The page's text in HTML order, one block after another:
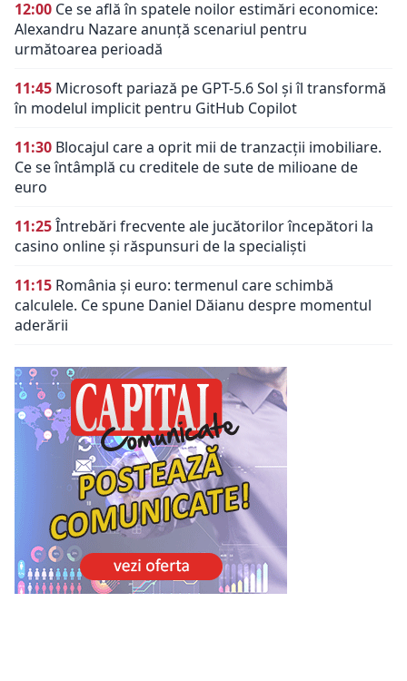
12:00 Ce se află în spatele noilor estimări economice:
Alexandru Nazare anunță scenariul pentru
următoarea perioadă
11:45 Microsoft pariază pe GPT-5.6 Sol și îl transformă
în modelul implicit pentru GitHub Copilot
11:30 Blocajul care a oprit mii de tranzacții imobiliare.
Ce se întâmplă cu creditele de sute de milioane de
euro
11:25Întrebări frecvente ale jucătorilor începători la
casino online și răspunsuri de la specialiști
11:15 România și euro: termenul care schimbă
calculele. Ce spune Daniel Dăianu despre momentul
aderării